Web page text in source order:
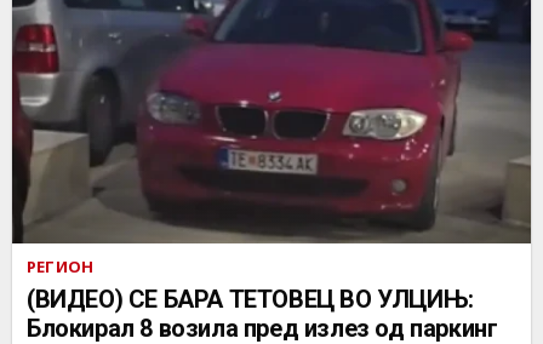
РЕГИОН
(ВИДЕО) СЕ БАРА ТЕТОВЕЦ ВО УЛЦИЊ:
Блокирал 8 возила пред излез од паркинг